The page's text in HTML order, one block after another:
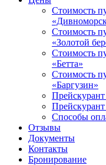
Стоимость
Стоимость
«Золотой
Стоимость
«Бетта»
Стоимость
«Баргузин»
Способы
Отзывы
Документы
Контакты
Бронирование